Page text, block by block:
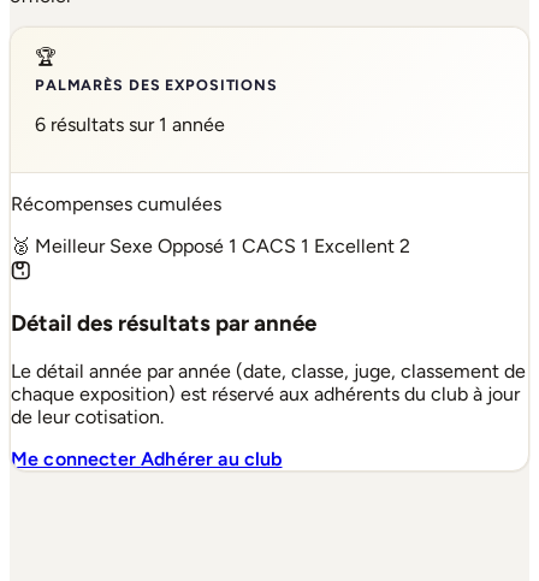
🏆
PALMARÈS DES EXPOSITIONS
6 résultats sur 1 année
Récompenses cumulées
🥈 Meilleur Sexe Opposé 1 CACS 1 Excellent 2
Détail des résultats par année
Le détail année par année (date, classe, juge, classement de
chaque exposition) est réservé aux adhérents du club à jour
de leur cotisation.
Me connecterAdhérer au club